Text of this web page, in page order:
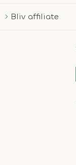
Bliv affiliate